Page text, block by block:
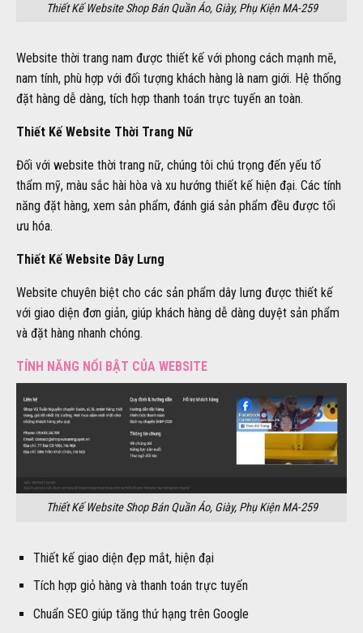
Thiết Kế Website Shop Bán Quần Áo, Giày, Phụ Kiện MA-259
Website thời trang nam được thiết kế với phong cách mạnh mẽ,
nam tính, phù hợp với đối tượng khách hàng là nam giới. Hệ thống
đặt hàng dễ dàng, tích hợp thanh toán trực tuyến an toàn.
Thiết Kế Website Thời Trang Nữ
Đối với website thời trang nữ, chúng tôi chú trọng đến yếu tố
thẩm mỹ, màu sắc hài hòa và xu hướng thiết kế hiện đại. Các tính
năng đặt hàng, xem sản phẩm, đánh giá sản phẩm đều được tối
ưu hóa.
Thiết Kế Website Dây Lưng
Website chuyên biệt cho các sản phẩm dây lưng được thiết kế
với giao diện đơn giản, giúp khách hàng dễ dàng duyệt sản phẩm
và đặt hàng nhanh chóng.
TÍNH NĂNG NỔI BẬT CỦA WEBSITE
Thiết Kế Website Shop Bán Quần Áo, Giày, Phụ Kiện MA-259
Thiết kế giao diện đẹp mắt, hiện đại
Tích hợp giỏ hàng và thanh toán trực tuyến
Chuẩn SEO giúp tăng thứ hạng trên Google